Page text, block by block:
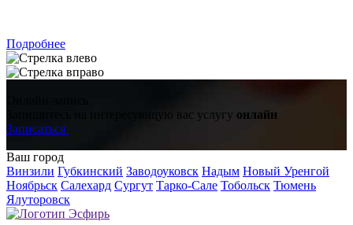
Подробнее
Запишитесь на интересующую вас услугу онлайн
Записаться
Ваш город
Винзили Губкинский Заводоуковск Надым Новый Уренгой
Ноябрьск Салехард Сургут Тарко-Сале Тобольск Тюмень
Ялуторовск